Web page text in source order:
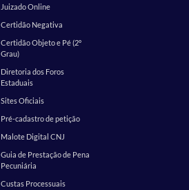
Juizado Online
Certidão Negativa
Certidão Objeto e Pé (2º
Grau)
Diretoria dos Foros
Estaduais
Sites Oficiais
Pré-cadastro de petição
Malote Digital CNJ
Guia de Prestação de Pena
Pecuniária
Custas Processuais